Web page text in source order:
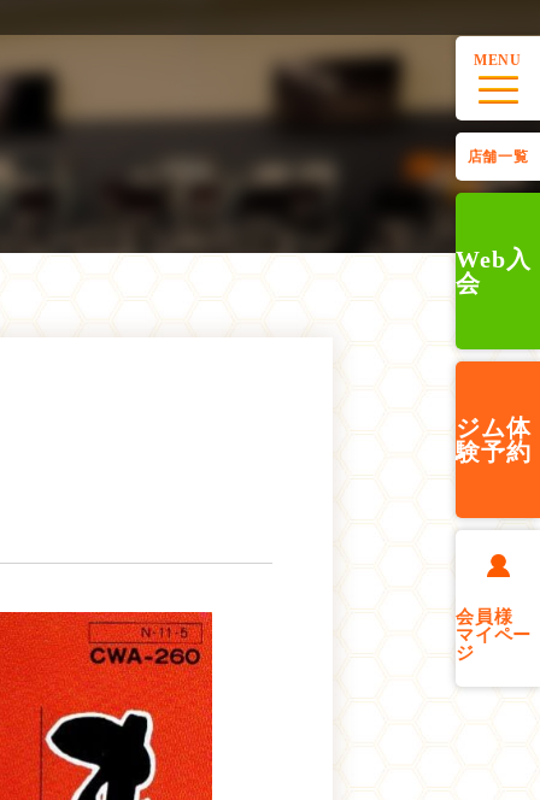
MENU
店舗一覧
Web入
会
ジム体
験予約
会員様
マイペー
ジ